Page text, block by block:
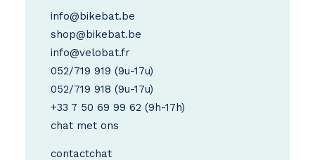
info@bikebat.be
shop@bikebat.be
info@velobat.fr
052/719 919 (9u-17u)
052/719 918 (9u-17u)
+33 7 50 69 99 62 (9h-17h)
chat met ons
contactchat